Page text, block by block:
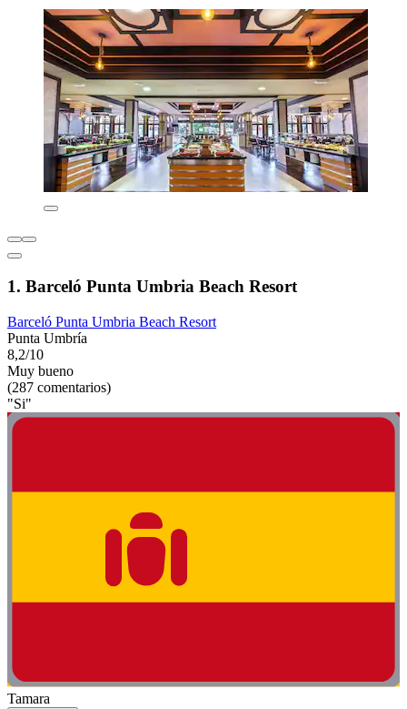
1. Barceló Punta Umbria Beach Resort
Barceló Punta Umbria Beach Resort
Punta Umbría
8,2/10
Muy bueno
(287 comentarios)
"Si"
Tamara